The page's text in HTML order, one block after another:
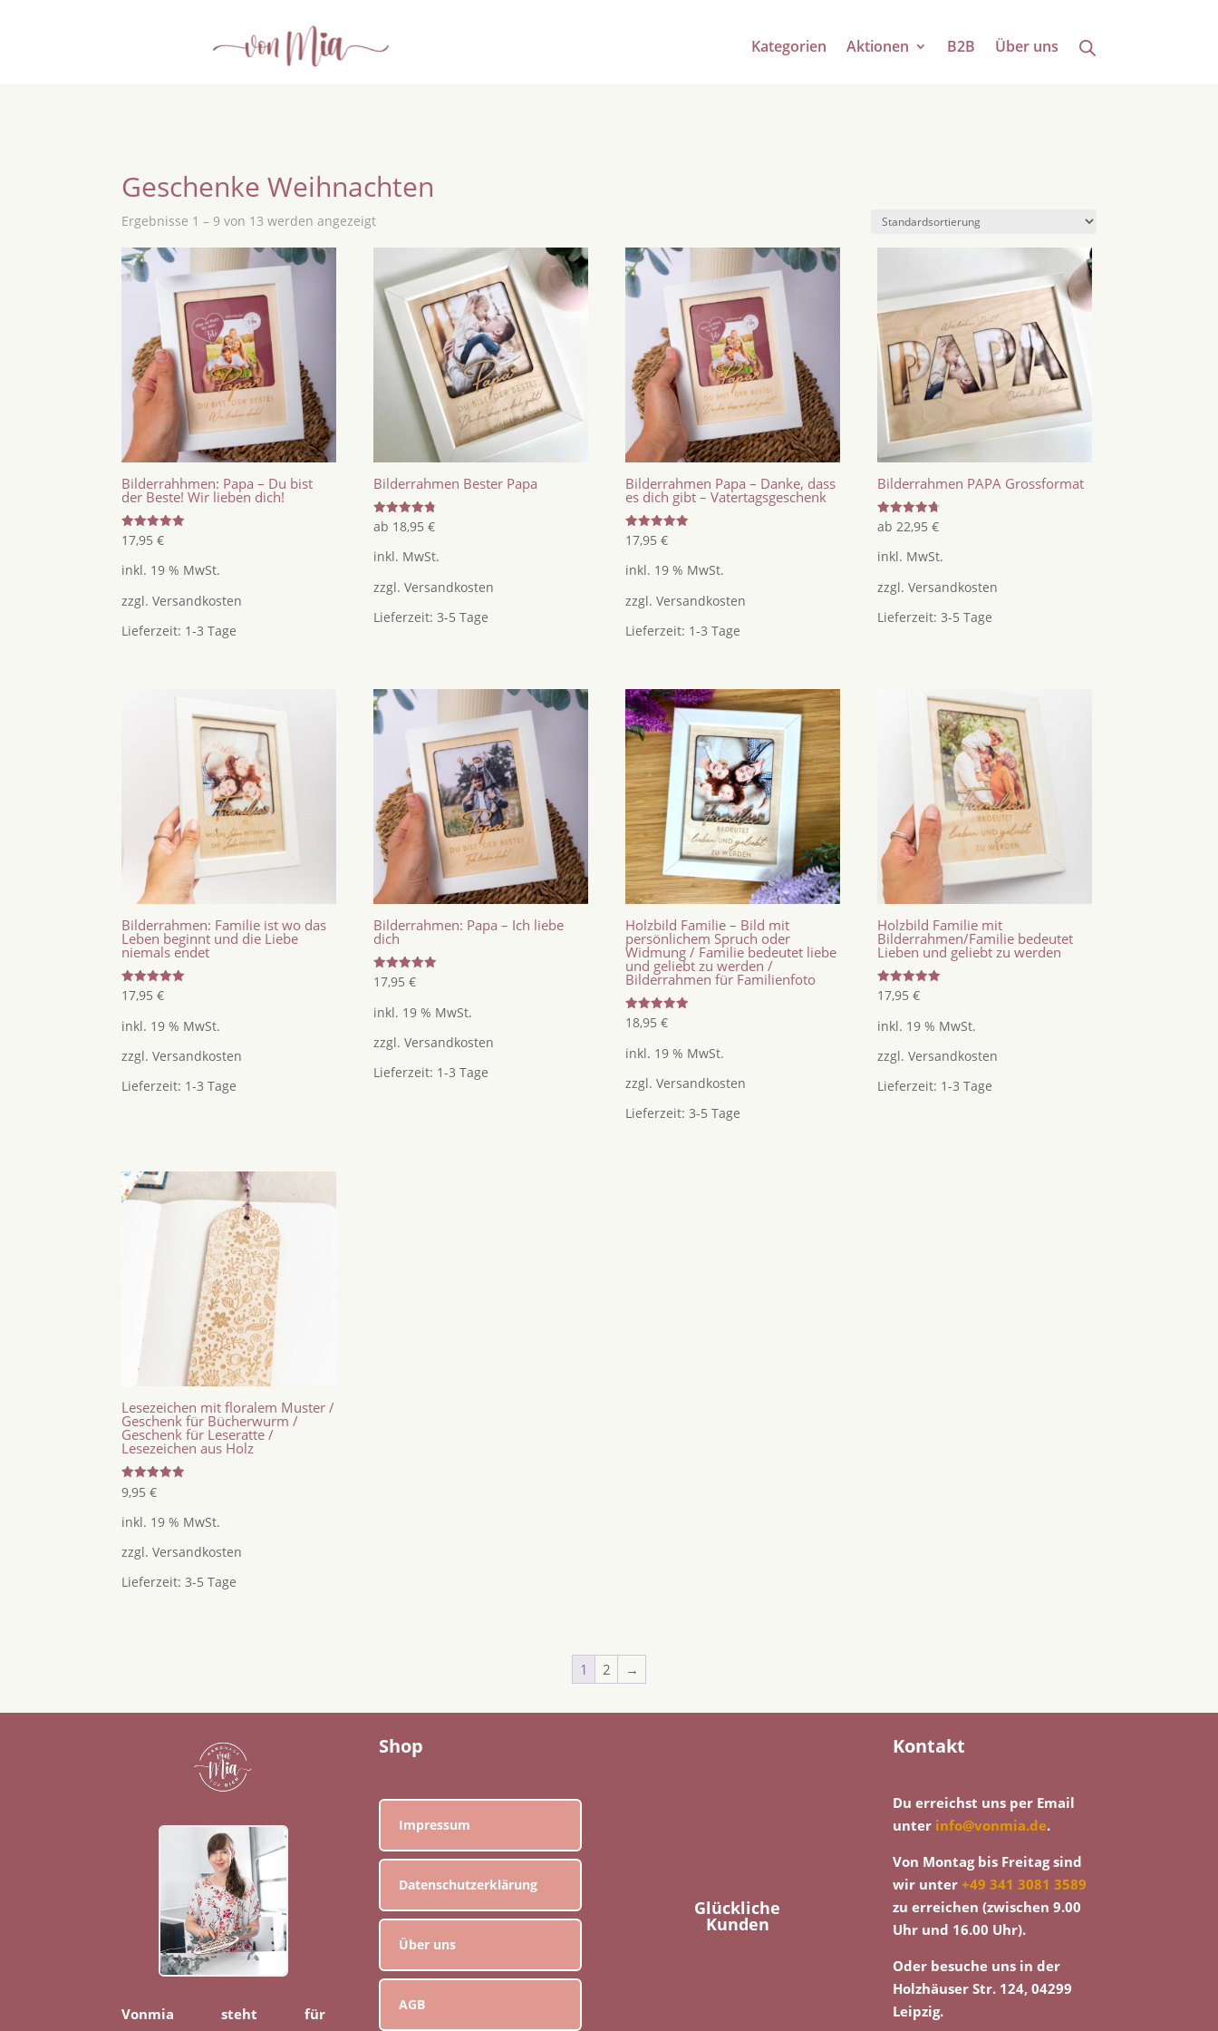
Kategorien Aktionen B2B Über uns
Geschenke Weihnachten
Ergebnisse 1 – 9 von 13 werden angezeigt
Bilderrahhmen: Papa – Du bist
der Beste! Wir lieben dich!
Bewertet
mit
von 5
17,95€
inkl. 19 % MwSt.
zzgl.Versandkosten
Lieferzeit: 1-3 Tage
Bilderrahmen Bester Papa
Bewertet
mit
von 5
ab 18,95€
inkl. MwSt.
zzgl.Versandkosten
Lieferzeit:3-5 Tage
Bilderrahmen Papa – Danke, dass
es dich gibt – Vatertagsgeschenk
Bewertet
mit
von 5
17,95€
inkl. 19 % MwSt.
zzgl.Versandkosten
Lieferzeit: 1-3 Tage
Bilderrahmen PAPA Grossformat
Bewertet
mit
von 5
ab22,95€
inkl. MwSt.
zzgl.Versandkosten
Lieferzeit:3-5 Tage
Bilderrahmen: Familie ist wo das
Leben beginnt und die Liebe
niemals endet
Bewertet
mit
von 5
17,95€
inkl. 19 % MwSt.
zzgl.Versandkosten
Lieferzeit: 1-3 Tage
Bilderrahmen: Papa – Ich liebe
dich
Bewertet
mit
von 5
17,95€
inkl. 19 % MwSt.
zzgl.Versandkosten
Lieferzeit: 1-3 Tage
Holzbild Familie – Bild mit
persönlichem Spruch oder
Widmung / Familie bedeutet liebe
und geliebt zu werden /
Bilderrahmen für Familienfoto
Bewertet
mit
von 5
18,95€
inkl. 19 % MwSt.
zzgl.Versandkosten
Lieferzeit:3-5 Tage
Holzbild Familie mit
Bilderrahmen/Familie bedeutet
Lieben und geliebt zu werden
Bewertet
mit
von 5
17,95€
inkl. 19 % MwSt.
zzgl.Versandkosten
Lieferzeit: 1-3 Tage
Lesezeichen mit floralem Muster /
Geschenk für Bücherwurm /
Geschenk für Leseratte /
Lesezeichen aus Holz
Bewertet
mit
von 5
9,95€
inkl. 19 % MwSt.
zzgl.Versandkosten
Lieferzeit:3-5 Tage
1 2 →
Vonmia steht für
Shop
Impressum
Datenschutzerklärung
Über uns
AGB
Glückliche
Kunden
Kontakt
Du erreichst uns per Email
unter info@vonmia.de.
Von Montag bis Freitag sind
wir unter+49 341 3081 3589
zu erreichen (zwischen 9.00
Uhr und 16.00 Uhr).
Oder besuche uns in der
Holzhäuser Str. 124, 04299
Leipzig.